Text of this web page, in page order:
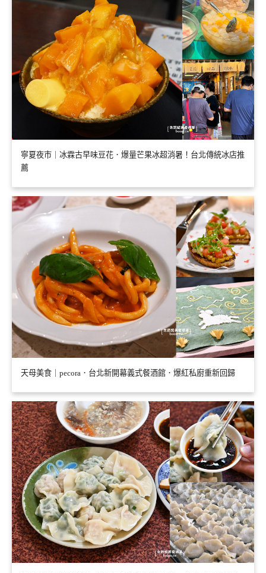
寧夏夜市｜冰霖古早味豆花．爆量芒果冰超消暑！台北傳統冰店推
薦
天母美食｜pecora．台北新開幕義式餐酒館．爆紅私廚重新回歸